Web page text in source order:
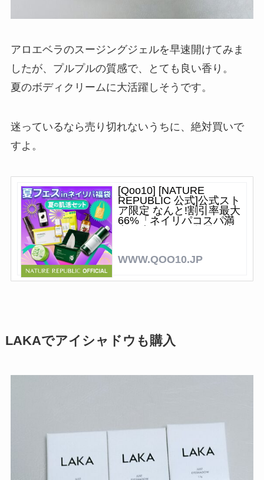
アロエベラのスージングジェルを早速開けてみま
したが、プルプルの質感で、とても良い香り。
夏のボディクリームに大活躍しそうです。
迷っているなら売り切れないうちに、絶対買いで
すよ。
[Qoo10] [NATURE
REPUBLIC 公式]公式スト
ア限定 なんと!割引率最大
66%「ネイリパコスパ満
損
WWW.QOO10.JP
LAKAでアイシャドウも購入